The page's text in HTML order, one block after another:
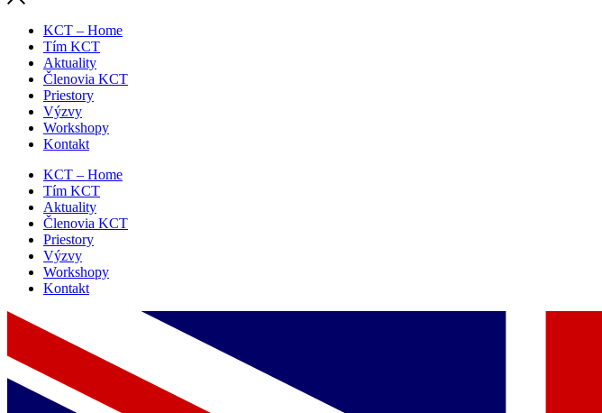
KCT – Home
Tím KCT
Aktuality
Členovia KCT
Priestory
Výzvy
Workshopy
Kontakt
KCT – Home
Tím KCT
Aktuality
Členovia KCT
Priestory
Výzvy
Workshopy
Kontakt